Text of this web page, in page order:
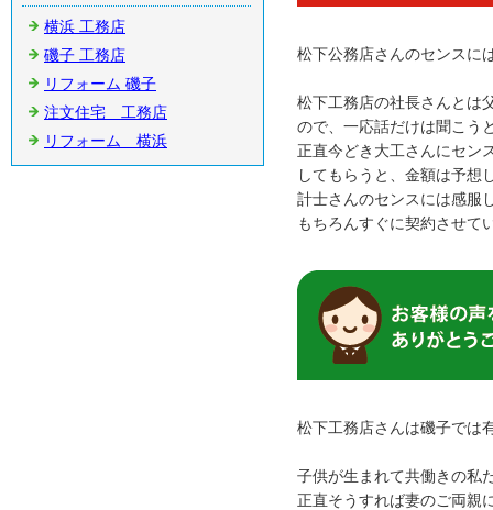
松下公務店さんのセンスに
松下工務店の社長さんとは
ので、一応話だけは聞こう
正直今どき大工さんにセン
してもらうと、金額は予想
計士さんのセンスには感服
もちろんすぐに契約させて
松下工務店さんは磯子では
子供が生まれて共働きの私
正直そうすれば妻のご両親
横浜 工務店
磯子 工務店
リフォーム 磯子
注文住宅 工務店
リフォーム 横浜